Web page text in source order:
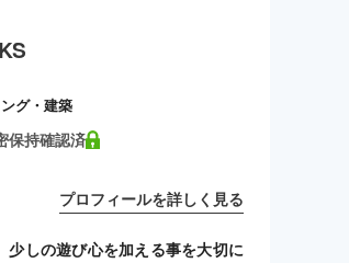
グ・建築
保持確認済
プロフィールを詳しく見る
少しの遊び心を加える事を大切に